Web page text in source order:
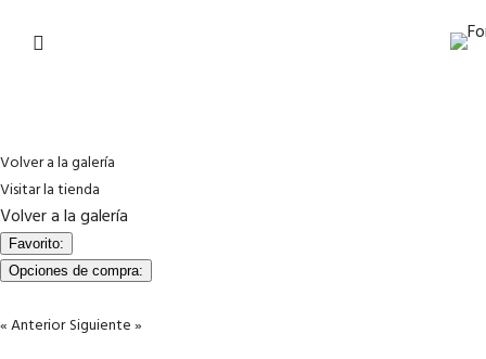
Volver a la galería
Visitar la tienda
Volver a la galería
Favorito:
Opciones de compra:
« AnteriorSiguiente »